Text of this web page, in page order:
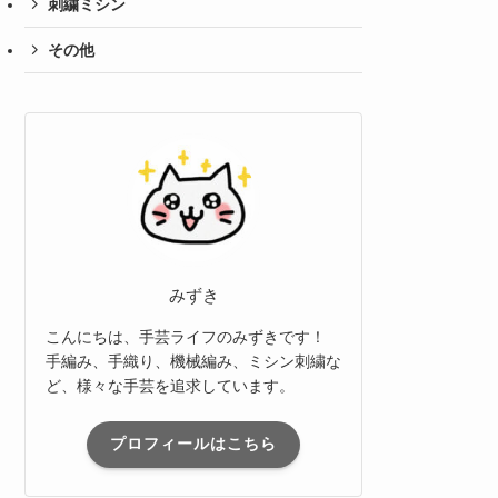
刺繍ミシン
その他
みずき
こんにちは、手芸ライフのみずきです！
手編み、手織り、機械編み、ミシン刺繍な
ど、様々な手芸を追求しています。
プロフィールはこちら